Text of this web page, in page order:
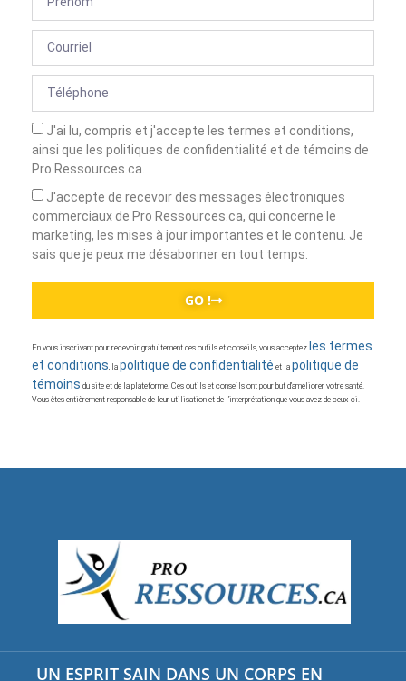
J'ai lu, compris et j'accepte les termes et conditions,
ainsi que les politiques de confidentialité et de témoins de
Pro Ressources.ca.
J'accepte de recevoir des messages électroniques
commerciaux de Pro Ressources.ca, qui concerne le
marketing, les mises à jour importantes et le contenu. Je
sais que je peux me désabonner en tout temps.
GO !
En vous inscrivant pour recevoir gratuitement des outils et conseils, vous acceptez les termes
et conditions , la politique de confidentialité et la politique de
témoins du site et de la plateforme. Ces outils et conseils ont pour but d’améliorer votre santé.
Vous êtes entièrement responsable de leur utilisation et de l’interprétation que vous avez de ceux-ci.
UN ESPRIT SAIN DANS UN CORPS EN